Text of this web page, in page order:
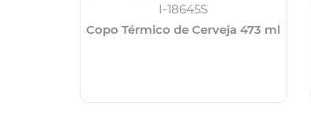
I-18645S
Copo Térmico de Cerveja 473 ml